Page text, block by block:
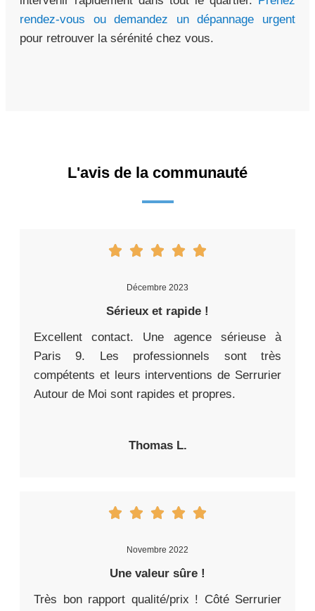
rendez-vous ou demandez un dépannage urgent
pour retrouver la sérénité chez vous.
L'avis de la communauté
Décembre 2023
Sérieux et rapide !
Excellent contact. Une agence sérieuse à
Paris 9. Les professionnels sont très
compétents et leurs interventions de Serrurier
Autour de Moi sont rapides et propres.
Thomas L.
Novembre 2022
Une valeur sûre !
Très bon rapport qualité/prix ! Côté Serrurier